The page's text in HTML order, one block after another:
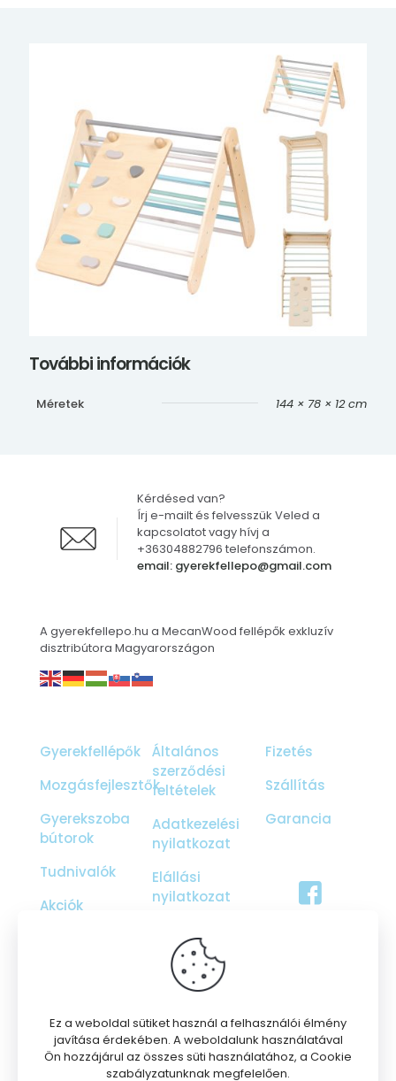
További információk
Méretek 144 × 78 × 12 cm
email: gyerekfellepo@gmail.com
Kérdésed van?
Írj e-mailt és felvesszük Veled a
kapcsolatot vagy hívj a
+36304882796 telefonszámon.
A gyerekfellepo.hu a MecanWood fellépők exkluzív
disztribútora Magyarországon
Gyerekfellépők
Mozgásfejlesztők
Gyerekszoba
bútorok
Tudnivalók
Akciók
Általános
szerződési
feltételek
Adatkezelési
nyilatkozat
Elállási
nyilatkozat
Fizetés
Szállítás
Garancia
Ez a weboldal sütiket használ a felhasználói élmény
javítása érdekében. A weboldalunk használatával
Ön hozzájárul az összes süti használatához, a Cookie
szabályzatunknak megfelelően.